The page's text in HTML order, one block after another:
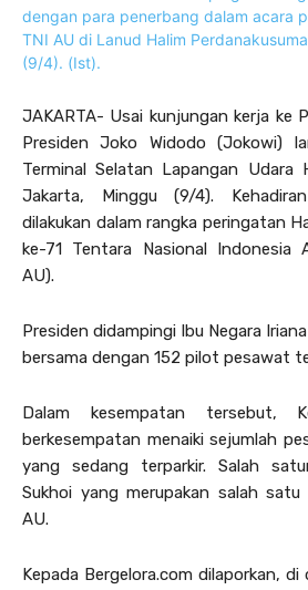
JAKARTA- Usai kunjungan kerja ke
Presiden Joko Widodo (Jokowi)
Terminal Selatan Lapangan Udara
Jakarta, Minggu (9/4).
dilakukan dalam rangka peringatan
ke-71 Tentara Nasional Indonesia
AU).
Presiden didampingi Ibu Negara
bersama dengan 152 pilot pesawat
Dalam kesempatan tersebut,
berkesempatan menaiki sejumlah
yang sedang terparkir. Salah
Sukhoi yang merupakan salah
AU.
Kepada Bergelora.com dilaporkan,